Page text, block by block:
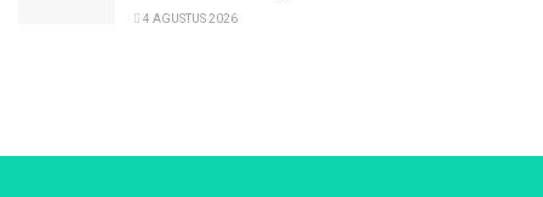
4 AGUSTUS 2026